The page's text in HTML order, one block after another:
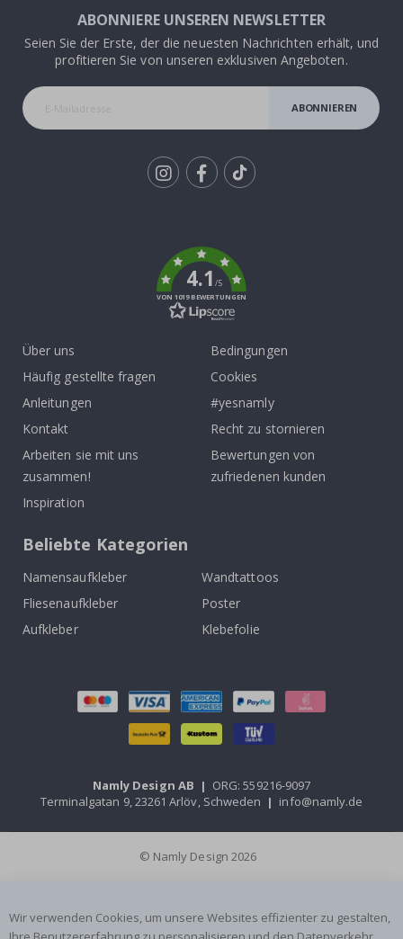
ABONNIERE UNSEREN NEWSLETTER
Seien Sie der Erste, der die neuesten Nachrichten erhält, und
profitieren Sie von unseren exklusiven Angeboten.
ABONNIEREN
4.1/5
VON 1019 BEWERTUNGEN
Über uns
Häufig gestellte fragen
Anleitungen
Kontakt
Arbeiten sie mit uns
zusammen!
Inspiration
Bedingungen
Cookies
#yesnamly
Recht zu stornieren
Bewertungen von
zufriedenen kunden
Beliebte Kategorien
Namensaufkleber
Wandtattoos
Fliesenaufkleber
Poster
Aufkleber
Klebefolie
Namly Design AB | ORG: 559216-9097
Terminalgatan 9, 23261 Arlöv, Schweden | info@namly.de
© Namly Design 2026
Wir verwenden Cookies, um unsere Websites effizienter zu gestalten,